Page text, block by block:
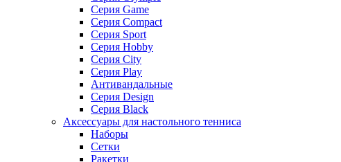
Серия Game
Серия Compact
Серия Sport
Серия Hobby
Серия City
Серия Play
Антивандальные
Серия Design
Серия Black
Аксессуары для настольного тенниса
Наборы
Сетки
Ракетки